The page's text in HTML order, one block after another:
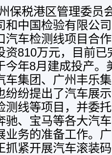
保税港区管理委员
和中国检验有限公
汽车检测线项目合
资810万元，目前已
今年8月建成投产。
车集团、广州丰乐
纷纷提出了汽车展
测线等项目，并委
驰、宝马等各大汽
业务的准备工作。
抓紧开展汽车滚装